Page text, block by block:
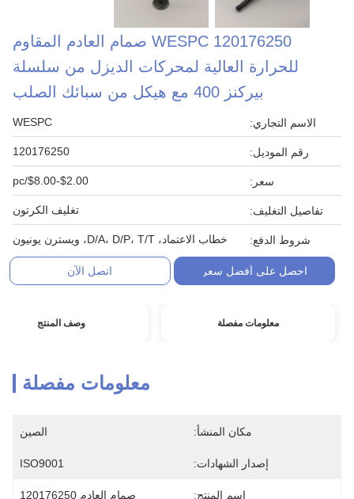
WESPC 120176250 صمام العادم المقاوم
للحرارة العالية لمحركات الديزل من سلسلة
بيركنز 400 مع هيكل من سبائك الصلب
الاسم التجاري: WESPC
رقم الموديل: 120176250
سعر: $2.00-$8.00/pc
تفاصيل التغليف: تغليف الكرتون
شروط الدفع: خطاب الاعتماد، D/A، D/P، T/T، ويسترن يونيون
احصل على أفضل سعر اتصل الآن
معلومات مفصلة وصف المنتج
معلومات مفصلة
مكان المنشأ: الصين
إصدار الشهادات: ISO9001
اسم المنتج: صمام العادم 120176250